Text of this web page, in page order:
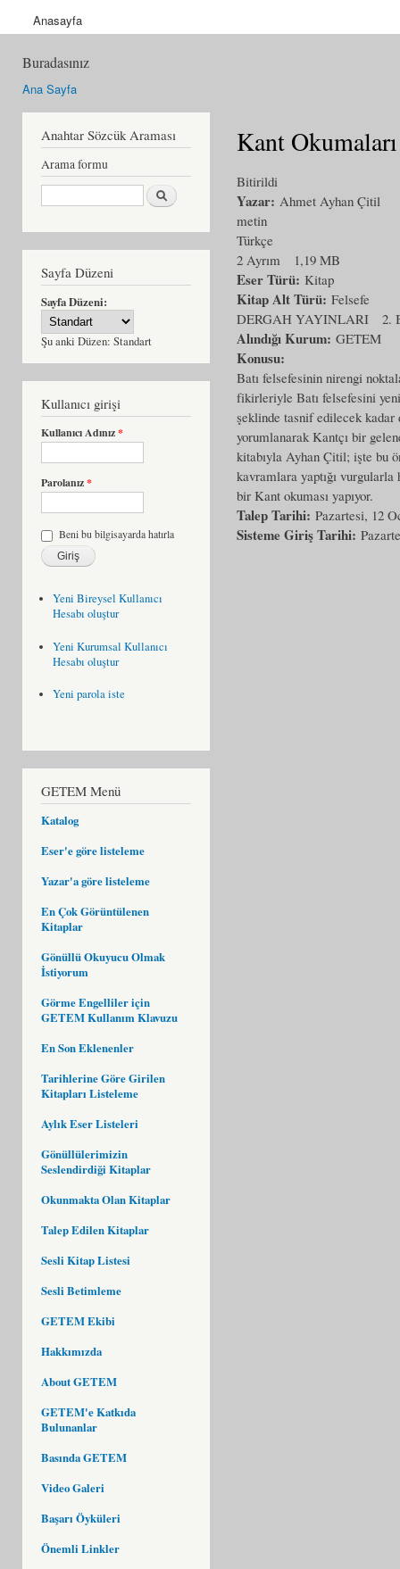
Anasayfa
Buradasınız
Ana Sayfa
Anahtar Sözcük Araması
Arama formu
Ara
Sayfa Düzeni
Sayfa Düzeni:
Şu anki Düzen: Standart
Kullanıcı girişi
Kullanıcı Adınız*
Parolanız*
Beni bu bilgisayarda hatırla
Yeni Bireysel Kullanıcı
Hesabı oluştur
Yeni Kurumsal Kullanıcı
Hesabı oluştur
Yeni parola iste
GETEM Menü
Katalog
Eser'e göre listeleme
Yazar'a göre listeleme
En Çok Görüntülenen
Kitaplar
Gönüllü Okuyucu Olmak
İstiyorum
Görme Engelliler için
GETEM Kullanım Klavuzu
En Son Eklenenler
Tarihlerine Göre Girilen
Kitapları Listeleme
Aylık Eser Listeleri
Gönüllülerimizin
Seslendirdiği Kitaplar
Okunmakta Olan Kitaplar
Talep Edilen Kitaplar
Sesli Kitap Listesi
Sesli Betimleme
GETEM Ekibi
Hakkımızda
About GETEM
GETEM'e Katkıda
Bulunanlar
Basında GETEM
Video Galeri
Başarı Öyküleri
Önemli Linkler
Kant
Bitirildi
Yazar: Ahmet Ayhan Çitil
metin
Türkçe
2 Ayrım
1,19 MB
Eser Türü: Kitap
Kitap Alt Türü: Felsefe
DERGAH YAYINLARI
2.
Alındığı Kurum: GETEM
Konusu:
Batı felsefesinin nirengi
fikirleriyle Batı felsefesini
şeklinde tasnif edilecek kadar
yorumlanarak Kantçı bir
kitabıyla Ayhan Çitil; işte bu
kavramlara yaptığı vurgularla
bir Kant okuması yapıyor.
Talep Tarihi: Pazartesi, 12
Sisteme Giriş Tarihi: